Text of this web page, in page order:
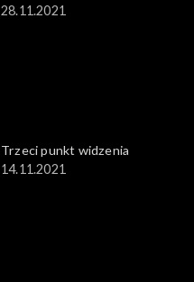
28.11.2021
Trzeci punkt widzenia
14.11.2021